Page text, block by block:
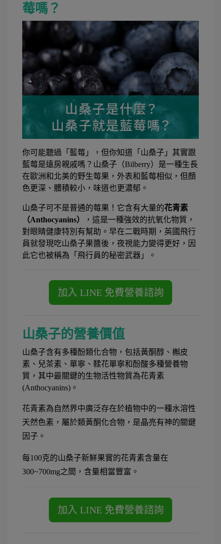
莓嗎？
你可能聽過「藍莓」，但你知道「山桑子」其實跟
藍莓是遠房親戚嗎？山桑子（Bilberry）是一種生長
在歐洲和北美的野生莓果，外表和藍莓相似，但顏
色更深、體積較小，味道也更濃郁。
山桑子可不是普通的莓果！它含有大量的花青素
（Anthocyanins）
，這是一種強效的抗氧化物質，
對眼睛健康特別有幫助。早在二戰時期，英國飛行
員就發現吃山桑子果醬後，夜視能力變得更好，因
此它也被稱為「飛行員的秘密武器」。
山桑子的營養價值
山桑子含有多種酚類化合物，包括黃酮醇、槲皮
素、兒茶素、單寧、鞣花單寧和酚酸多種營養物
質，其中最關鍵的生物活性物質為花青素
(Anthocyanins)。
花青素為自然界中廣泛存在於植物中的一種水溶性
天然色素，屬於類黃酮化合物，是晶亮有神的關鍵
因子。
每100克的山桑子新鮮果實的花青素含量在
300~700mg之間，含量相當豐富。